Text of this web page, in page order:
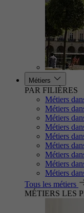
Métiers
PAR FILIÈRES
Métiers
Métiers
Métiers
Métiers
Métiers
Métiers
Métiers
Métiers
Métiers
Tous les métiers
MÉTIERS LES